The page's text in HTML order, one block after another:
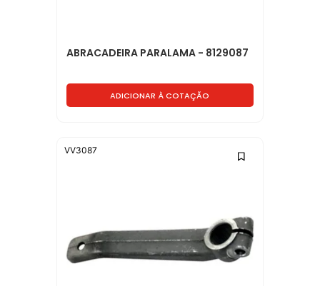
ABRACADEIRA PARALAMA - 8129087
ADICIONAR À COTAÇÃO
VV3087